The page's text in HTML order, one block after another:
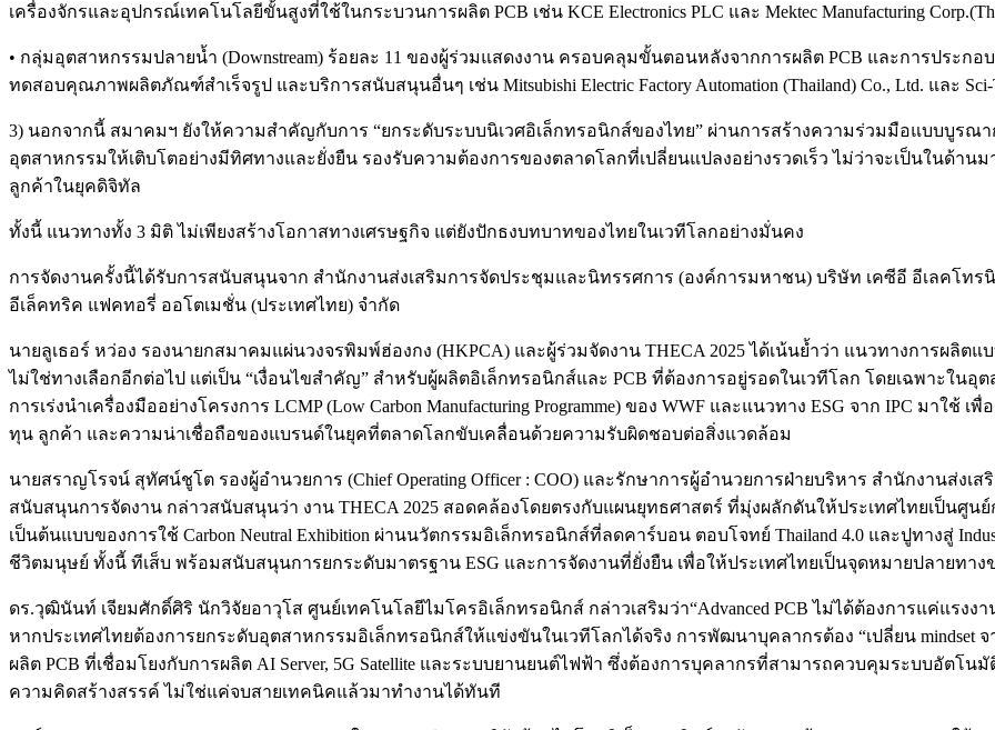
เครื่องจักรและอุปกรณ์เทคโนโลยีขั้นสูงที่ใช้ในกระบวนการผลิต PCB เช่น KCE Electronics PLC และ Mektec Manufacturing
• กลุ่มอุตสาหกรรมปลายน้ำ (Downstream) ร้อยละ 11 ของผู้ร่วมแสดงงาน ครอบคลุมขั้นตอนหลังจากการผลิต PCB และการปร
ทดสอบคุณภาพผลิตภัณฑ์สำเร็จรูป และบริการสนับสนุนอื่นๆ เช่น Mitsubishi Electric Factory Automation (Thailand) Co., Ltd. และ Sci-
3) นอกจากนี้ สมาคมฯ ยังให้ความสำคัญกับการ “ยกระดับระบบนิเวศอิเล็กทรอนิกส์ของไทย” ผ่านการสร้างความร่วมมือแบบบูรณ
อุตสาหกรรมให้เติบโตอย่างมีทิศทางและยั่งยืน รองรับความต้องการของตลาดโลกที่เปลี่ยนแปลงอย่างรวดเร็ว ไม่ว่าจะเป็นในด้า
ลูกค้าในยุคดิจิทัล
ทั้งนี้ แนวทางทั้ง 3 มิติ ไม่เพียงสร้างโอกาสทางเศรษฐกิจ แต่ยังปักธงบทบาทของไทยในเวทีโลกอย่างมั่นคง
การจัดงานครั้งนี้ได้รับการสนับสนุนจาก สำนักงานส่งเสริมการจัดประชุมและนิทรรศการ (องค์การมหาชน) บริษัท เคซีอี อีเลคโ
อีเล็คทริค แฟคทอรี่ ออโตเมชั่น (ประเทศไทย) จำกัด
นายลูเธอร์ หว่อง รองนายกสมาคมแผ่นวงจรพิมพ์ฮ่องกง (HKPCA) และผู้ร่วมจัดงาน THECA 2025 ได้เน้นย้ำว่า แนวทางการผลิ
ไม่ใช่ทางเลือกอีกต่อไป แต่เป็น “เงื่อนไขสำคัญ” สำหรับผู้ผลิตอิเล็กทรอนิกส์และ PCB ที่ต้องการอยู่รอดในเวทีโลก โดยเฉพาะใน
การเร่งนำเครื่องมืออย่างโครงการ LCMP (Low Carbon Manufacturing Programme) ของ WWF และแนวทาง ESG จาก IPC มาใช้
ทุน ลูกค้า และความน่าเชื่อถือของแบรนด์ในยุคที่ตลาดโลกขับเคลื่อนด้วยความรับผิดชอบต่อสิ่งแวดล้อม
นายสราญโรจน์ สุทัศน์ชูโต รองผู้อำนวยการ (Chief Operating Officer : COO) และรักษาการผู้อำนวยการฝ่ายบริหาร สำนักงานส่ง
สนับสนุนการจัดงาน กล่าวสนับสนุนว่า งาน THECA 2025 สอดคล้องโดยตรงกับแผนยุทธศาสตร์ ที่มุ่งผลักดันให้ประเทศไทยเป็นศูน
เป็นต้นแบบของการใช้ Carbon Neutral Exhibition ผ่านนวัตกรรมอิเล็กทรอนิกส์ที่ลดคาร์บอน ตอบโจทย์ Thailand 4.0 และปูทางสู่
ชีวิตมนุษย์ ทั้งนี้ ทีเส็บ พร้อมสนับสนุนการยกระดับมาตรฐาน ESG และการจัดงานที่ยั่งยืน เพื่อให้ประเทศไทยเป็นจุดหมายปลายท
ดร.วุฒินันท์ เจียมศักดิ์ศิริ นักวิจัยอาวุโส ศูนย์เทคโนโลยีไมโครอิเล็กทรอนิกส์ กล่าวเสริมว่า“Advanced PCB ไม่ได้ต้องการแค่แรง
หากประเทศไทยต้องการยกระดับอุตสาหกรรมอิเล็กทรอนิกส์ให้แข่งขันในเวทีโลกได้จริง การพัฒนาบุคลากรต้อง “เปลี่ยน mindset
ผลิต PCB ที่เชื่อมโยงกับการผลิต AI Server, 5G Satellite และระบบยานยนต์ไฟฟ้า ซึ่งต้องการบุคลากรที่สามารถควบคุมระบบอัตโน
ความคิดสร้างสรรค์ ไม่ใช่แค่จบสายเทคนิคแล้วมาทำงานได้ทันที